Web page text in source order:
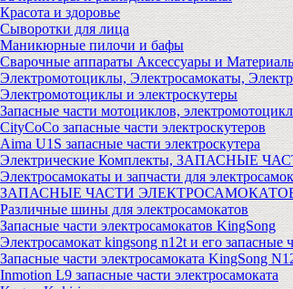
Красота и здоровье
Сыворотки для лица
Маникюрные пилочи и бафы
Сварочные аппараты Аксессуары и
Электромотоциклы, Электросамокаты,
Электромотоциклы и электроскутеры
Запасные части мотоциклов,
CityCoCo запасные части электроскутеров
Aima U1S запасные части электроскутера
Электрические Комплекты, ЗАПАСНЫЕ
Электросамокаты и запчасти для
ЗАПАСНЫЕ ЧАСТИ ЭЛЕКТРОСАМОКАТОВ
Различные шины для электросамокатов
Запасные части электросамокатов KingSong
Электросамокат kingsong n12t и его запасные
Запасные части электросамоката KingSong
Inmotion L9 запасные части электросамоката